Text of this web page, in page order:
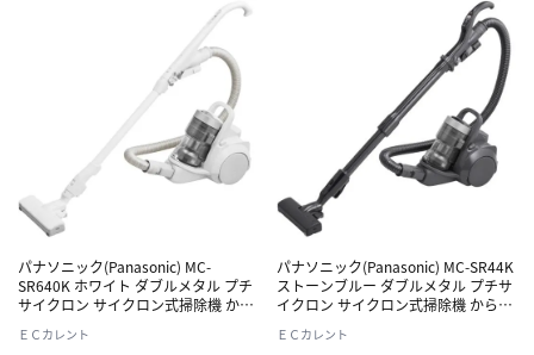
パナソニック(Panasonic) MC-
SR640K ホワイト ダブルメタル プチ
サイクロン サイクロン式掃除機 から
日本製
ＥＣカレント
パナソニック(Panasonic) MC-SR44K
ストーンブルー ダブルメタル プチサ
イクロン サイクロン式掃除機 からま
本製
ＥＣカレント